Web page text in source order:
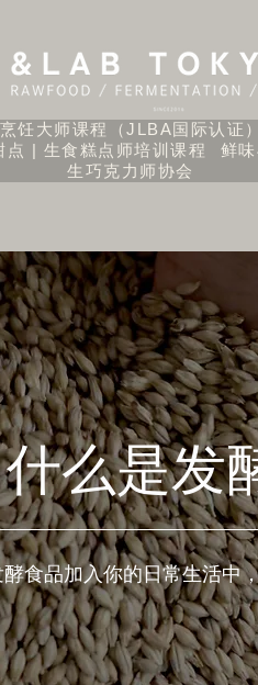
饪大师课程（JLBA国际认证）
点 | 生食糕点师培训课程 鲜
生巧克力师协会
什么是发
食品加入你的日常生活中